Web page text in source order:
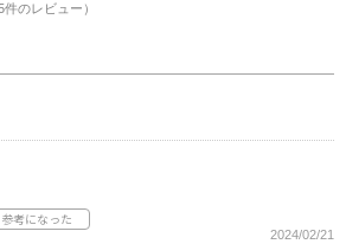
件のレビュー）
2024/02/21